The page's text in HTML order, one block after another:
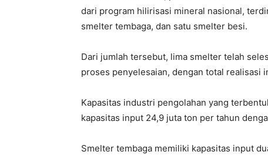
dari program hilirisasi mineral nasional,
smelter tembaga, dan satu smelter besi.
Dari jumlah tersebut, lima smelter telah
proses penyelesaian, dengan total realisasi
Kapasitas industri pengolahan yang
kapasitas input 24,9 juta ton per tahun
Smelter tembaga memiliki kapasitas input